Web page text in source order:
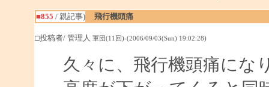
■855 / 親記事) 飛行機頭痛
□投稿者/ 管理人 軍団(11回)-(2006/09/03(Sun) 19:02:28)
久々に、飛行機頭痛にな